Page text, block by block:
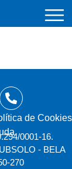
de Cookies
0001-16.
- BELA
270